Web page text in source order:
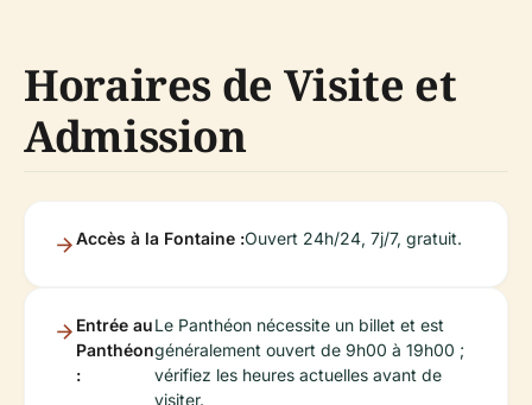
Horaires de Visite et
Admission
Accès à la Fontaine :Ouvert 24h/24, 7j/7, gratuit.
Entrée au
Panthéon
:
Le Panthéon nécessite un billet et est
généralement ouvert de 9h00 à 19h00 ;
vérifiez les heures actuelles avant de
visiter.